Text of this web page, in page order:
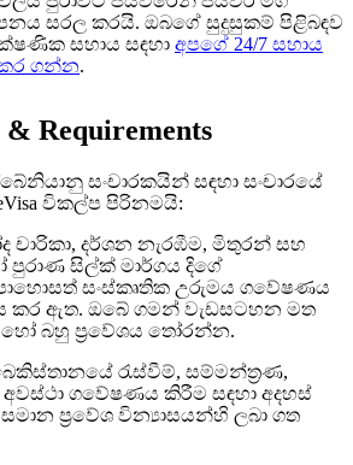
සරල කරයි. ඔබගේ සුදුසුකම් පිළිබඳව
සහාය සඳහා අපගේ 24/7 සහාය
ගන්න.
& Requirements
සංචාරකයින් සඳහා සංචාරයේ
විකල්ප පිරිනමයි:
චාරිකා, දර්ශන නැරඹීම, මිතුරන් සහ
පුරාණ සිල්ක් මාර්ගය දිගේ
සංස්කෘතික උරුමය ගවේෂණය
කර ඇත. ඔබේ ගමන් වැඩසටහන මත
බහු ප්‍රවේශය තෝරන්න.
රැස්වීම්, සම්මන්ත්‍රණ,
ගවේෂණය කිරීම සඳහා අදහස්
ප්‍රවේශ වින්‍යාසයන්හි ලබා ගත